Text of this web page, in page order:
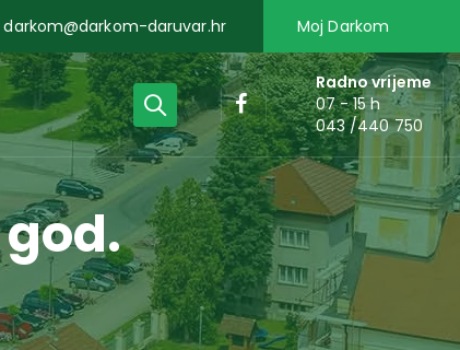
darkom@darkom-daruvar.hr Moj Darkom
Radno vrijeme
07 - 15 h
043 /440 750
god.